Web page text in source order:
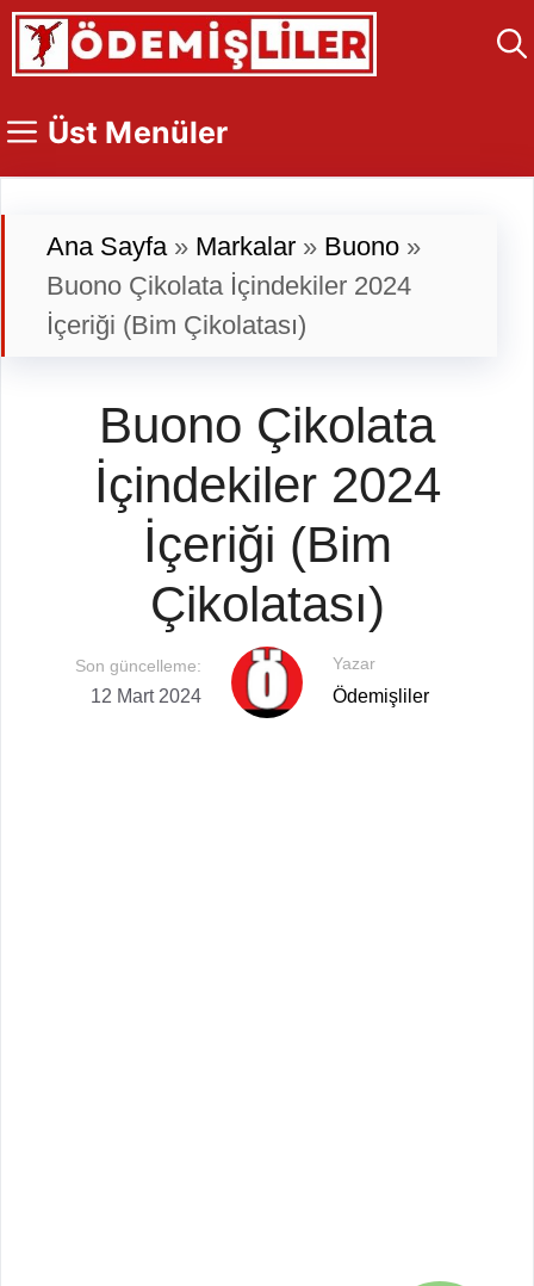
İçeriğe
atla
Üst Menüler
Ana Sayfa» Markalar » Buono »
Buono Çikolata İçindekiler 2024
İçeriği (Bim Çikolatası)
Buono Çikolata
İçindekiler 2024
İçeriği (Bim
Çikolatası)
Son güncelleme:
12 Mart 2024
Yazar
Ödemişliler